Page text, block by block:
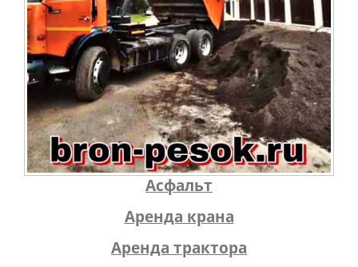
Асфальт
Аренда крана
Аренда трактора